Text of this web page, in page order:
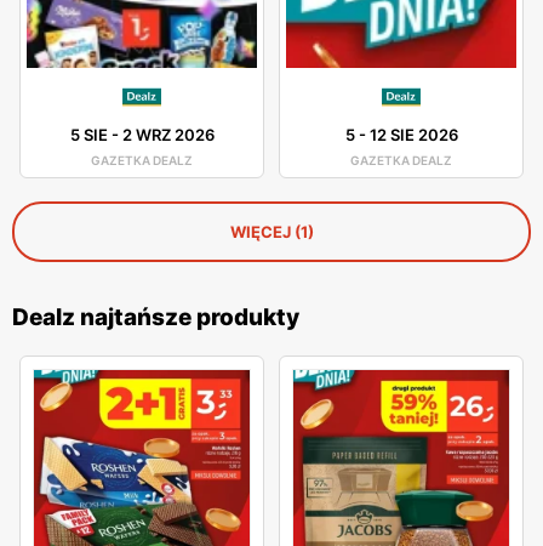
5 SIE-2 WRZ 2026
GAZETKA DEALZ
5-12 SIE 2026
GAZETKA DEALZ
WIĘCEJ (1)
Dealz najtańsze produkty